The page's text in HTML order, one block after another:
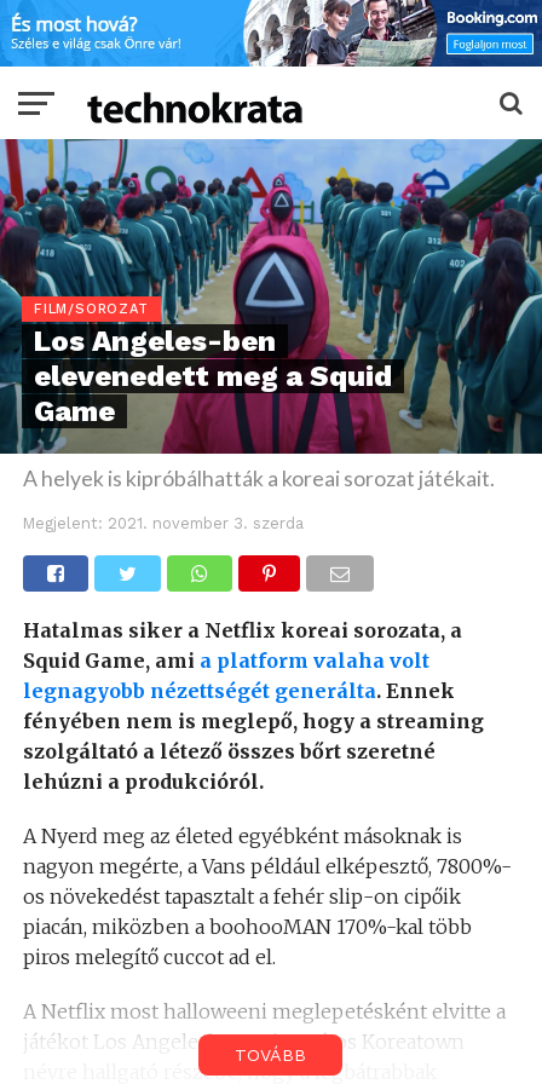
FILM/SOROZAT
Los Angeles-ben
elevenedett meg a Squid
Game
A helyek is kipróbálhatták a koreai sorozat játékait.
Megjelent: 2021. november 3. szerda
Hatalmas siker a Netflix koreai sorozata, a
Squid Game, ami a platform valaha volt
legnagyobb nézettségét generálta. Ennek
fényében nem is meglepő, hogy a streaming
szolgáltató a létező összes bőrt szeretné
lehúzni a produkcióról.
A Nyerd meg az életed egyébként másoknak is
nagyon megérte, a Vans például elképesztő, 7800%-
os növekedést tapasztalt a fehér slip-on cipőik
piacán, miközben a boohooMAN 170%-kal több
piros melegítő cuccot ad el.
A Netflix most halloweeni meglepetésként elvitte a
játékot Los Angelesbe, ott is a város Koreatown
névre hallgató részébe, hogy a legbátrabbak
TOVÁBB